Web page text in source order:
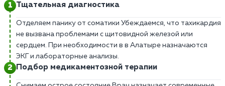
Тщательная диагностика
Отделяем панику от соматики Убеждаемся, что тахикардия
не вызвана проблемами с щитовидной железой или
сердцем. При необходимости в в Алатыре назначаются
ЭКГ и лабораторные анализы.
Подбор медикаментозной терапии